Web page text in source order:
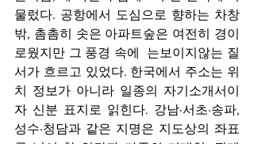
물렀다. 공항에서 도심으로 향하는 차창
밖, 촘촘히 솟은 아파트숲은 여전히 경이
로웠지만 그 풍경 속에  는보이지않는 질
서가 흐르고 있었다. 한국에서 주소는 위
치 정보가 아니라 일종의 자기소개서이
자 신분 표지로 읽힌다. 강남·서초·송파,
성수·청담과 같은 지명은 지도상의 좌표